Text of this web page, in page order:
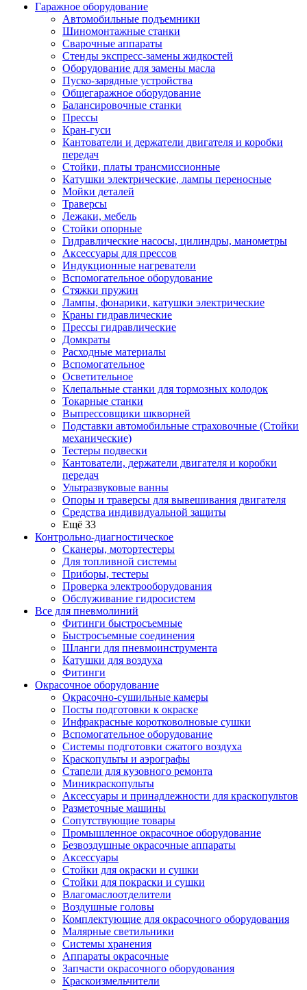
Гаражное оборудование
Автомобильные подъемники
Шиномонтажные станки
Сварочные аппараты
Стенды экспресс-замены жидкостей
Оборудование для замены масла
Пуско-зарядные устройства
Общегаражное оборудование
Балансировочные станки
Прессы
Кран-гуси
Кантователи и держатели двигателя и коробки
передач
Стойки, платы трансмиссионные
Катушки электрические, лампы переносные
Мойки деталей
Траверсы
Лежаки, мебель
Стойки опорные
Гидравлические насосы, цилиндры, манометры
Аксессуары для прессов
Индукционные нагреватели
Вспомогательное оборудование
Стяжки пружин
Лампы, фонарики, катушки электрические
Краны гидравлические
Прессы гидравлические
Домкраты
Расходные материалы
Вспомогательное
Осветительное
Клепальные станки для тормозных колодок
Токарные станки
Выпрессовщики шкворней
Подставки автомобильные страховочные (Стойки
механические)
Тестеры подвески
Кантователи, держатели двигателя и коробки
передач
Ультразвуковые ванны
Опоры и траверсы для вывешивания двигателя
Средства индивидуальной защиты
Ещё 33
Контрольно-диагностическое
Сканеры, мотортестеры
Для топливной системы
Приборы, тестеры
Проверка электрооборудования
Обслуживание гидросистем
Все для пневмолиний
Фитинги быстросъемные
Быстросъемные соединения
Шланги для пневмоинструмента
Катушки для воздуха
Фитинги
Окрасочное оборудование
Окрасочно-сушильные камеры
Посты подготовки к окраске
Инфракрасные коротковолновые сушки
Вспомогательное оборудование
Системы подготовки сжатого воздуха
Краскопульты и аэрографы
Стапели для кузовного ремонта
Миникраскопульты
Аксессуары и принадлежности для краскопультов
Разметочные машины
Сопутствующие товары
Промышленное окрасочное оборудование
Безвоздушные окрасочные аппараты
Аксессуары
Стойки для окраски и сушки
Стойки для покраски и сушки
Влагомаслоотделители
Воздушные головы
Комплектующие для окрасочного оборудования
Малярные светильники
Системы хранения
Аппараты окрасочные
Запчасти окрасочного оборудования
Краскоизмельчители